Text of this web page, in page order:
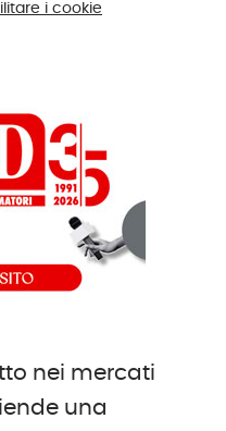
i cookie
nei mercati
una